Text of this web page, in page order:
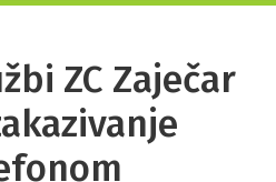
ZC Zaječar